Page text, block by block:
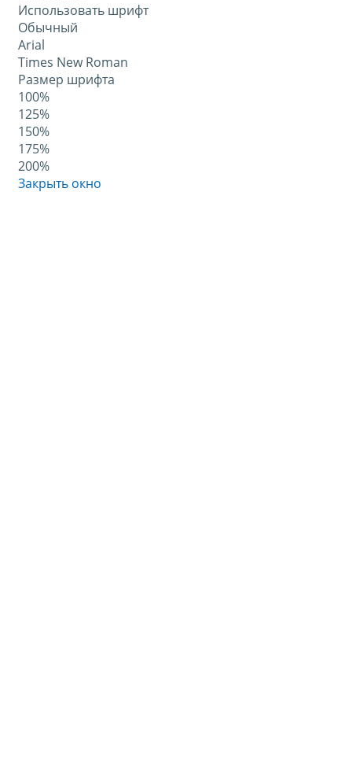
Использовать шрифт
Обычный
Arial
Times New Roman
Размер шрифта
100%
125%
150%
175%
200%
Закрыть окно